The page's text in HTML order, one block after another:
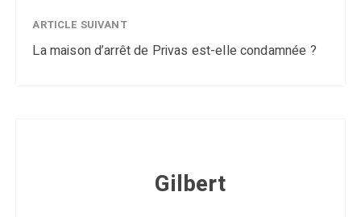
ARTICLE SUIVANT
La maison d’arrêt de Privas est-elle condamnée ?
Gilbert